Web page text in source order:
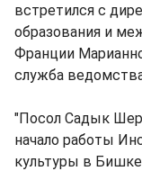
встретился с
образования и
Франции
служба
"Посол Садык
начало работы
культуры в